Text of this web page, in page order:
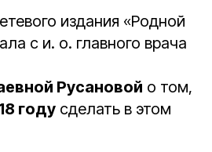
издания «Родной
с и. о. главного врача
Русановой о том,
году сделать в этом